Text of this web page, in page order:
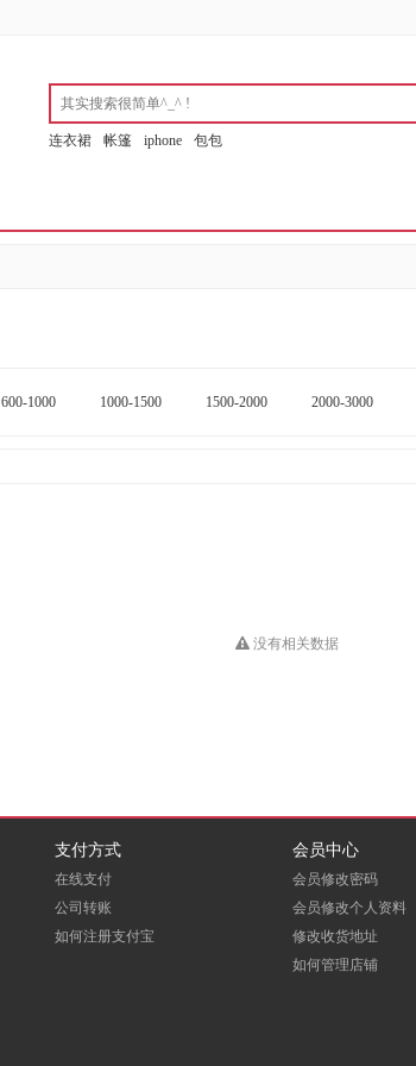
连衣裙 帐篷 iphone 包包
600-1000 1000-1500 1500-2000 2000-3000
没有相关数据
支付方式
在线支付
公司转账
如何注册支付宝
会员中心
会员修改密码
会员修改个人资料
修改收货地址
如何管理店铺